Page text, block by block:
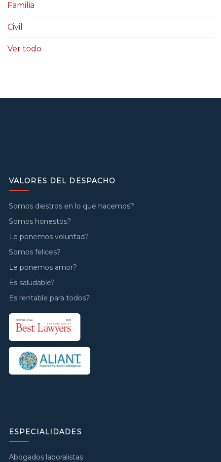
Familia
Civil
Ver todo
VALORES DEL DESPACHO
Somos diestros en lo que hacemos?
Somos honestos?
Le ponemos voluntad?
Somos felices?
Le ponemos amor?
Es saludable?
Es rentable para todos?
ESPECIALIDADES
Abogados laboralistas